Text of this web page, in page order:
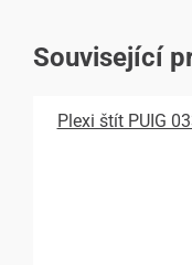
Související
Plexi štít PUIG